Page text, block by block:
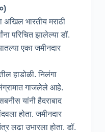
अखिल भारतीय मराठी
परिचित झालेल्या डॉ.
एका जमीनदार
हाडोळी. निलंगा
गाजलेले आहे.
यांनी हैदराबाद
होता. जमीनदार
‌लढा उभारला होता. डॉ.